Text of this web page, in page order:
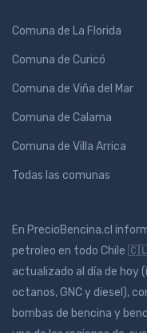
Comuna de La Florida
Comuna de Curicó
Comuna de Viña del Mar
Comuna de Calama
Comuna de Villa Arrica
Todas las comunas
En PrecioBencina.cl
petroleo en todo Chile
actualizado al día de hoy
octanos, GNC y diesel),
bombas de bencina y